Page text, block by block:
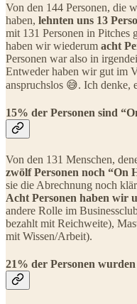
Von den 144 Personen, die
haben, lehnten uns 13
mit 131 Personen in Pitches
haben wir wiederum acht
Personen war also in
Entweder haben wir gut im
anspruchslos 😅. Ich denke,
15% der Personen sind
Von den 131 Menschen,
zwölf Personen noch “On
sie die Abrechnung noch
Acht Personen haben wir
andere Rolle im
bezahlt mit Reichweite),
mit Wissen/Arbeit).
21% der Personen